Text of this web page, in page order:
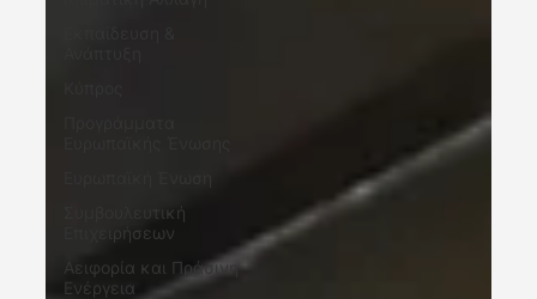
Συμβουλευτική
Επιχειρήσεων
Αειφορία και Πράσινη
Ενέργεια